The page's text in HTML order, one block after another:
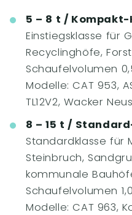
5 – 8 t /
Einstiegsklasse für
Recyclinghöfe,
Schaufelvolumen
Modelle: CAT 953,
TL12V2, Wacker
8 – 15 t /
Standardklasse für
Steinbruch,
kommunale
Schaufelvolumen
Modelle: CAT 963,